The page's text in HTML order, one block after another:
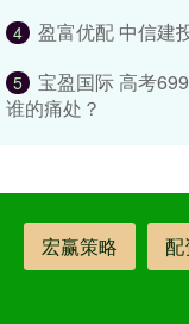
4 盈富优配 中信建
5
宝盈国际 高考
谁的痛处？
宏赢策略 配